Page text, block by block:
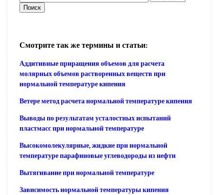
Смотрите так же термины и статьи:
Аддитивные приращения объемов для расчета
молярных объемов растворенных веществ при
нормальной температуре кипения
Ветере метод расчета нормальной температуре кипения
Выводы по результатам усталостных испытаний
пластмасс при нормальной температуре
Высокомолекулярные, жидкие при нормальной
температуре парафиновые углеводороды из нефти
Вытягивание при нормальной температуре
Зависимость нормальной температуры кипения